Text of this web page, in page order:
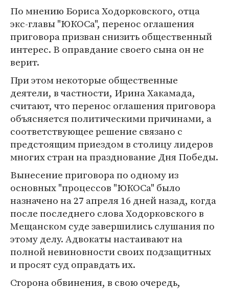
По мнению Бориса Ходорковского, отца
экс-главы "ЮКОСа", перенос оглашения
приговора призван снизить общественный
интерес. В оправдание своего сына он не
верит.
При этом некоторые общественные
деятели, в частности, Ирина Хакамада,
считают, что перенос оглашения приговора
объясняется политическими причинами, а
соответствующее решение связано с
предстоящим приездом в столицу лидеров
многих стран на празднование Дня Победы.
Вынесение приговора по одному из
основных "процессов "ЮКОСа" было
назначено на 27 апреля 16 дней назад, когда
после последнего слова Ходорковского в
Мещанском суде завершились слушания по
этому делу. Адвокаты настаивают на
полной невиновности своих подзащитных
и просят суд оправдать их.
Сторона обвинения, в свою очередь,